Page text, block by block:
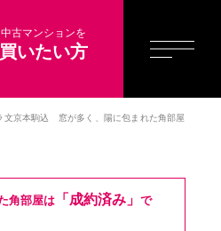
中古マンションを
買いたい方
文京本駒込 窓が多く、陽に包まれた角部屋
角部屋は「成約済み」 で